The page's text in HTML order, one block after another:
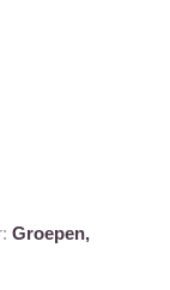
Groepen,